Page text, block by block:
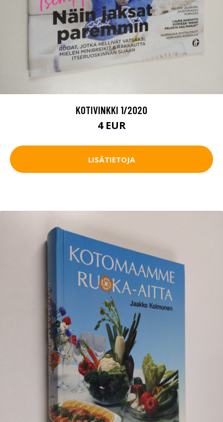
KOTIVINKKI 1/2020
4 EUR
LISÄTIETOJA